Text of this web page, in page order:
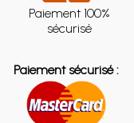
Paiement 100%
sécurisé
Paiement sécurisé :